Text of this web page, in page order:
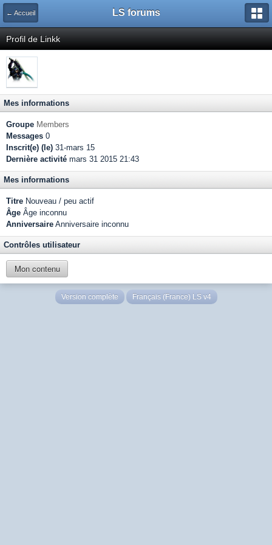
← Accueil LS forums
Profil de Linkk
Mes informations
Groupe Members
Messages 0
Inscrit(e) (le) 31-mars 15
Dernière activité mars 31 2015 21:43
Mes informations
Titre Nouveau / peu actif
Âge Âge inconnu
Anniversaire Anniversaire inconnu
Contrôles utilisateur
Mon contenu
Version complète Français (France) LS v4